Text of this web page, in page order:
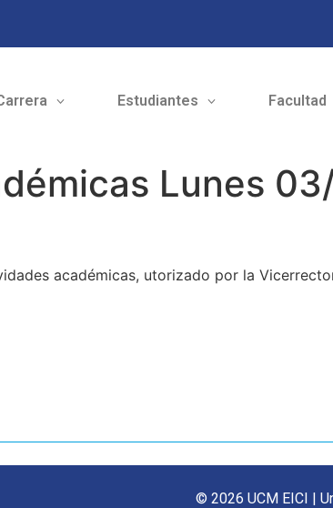
Estudiantes Facultad
Lunes
académicas, utorizado por la
© 2026 UCM EICI |